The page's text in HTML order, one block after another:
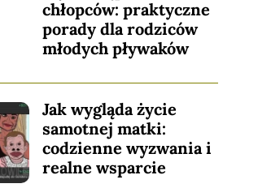
chłopców: praktyczne
porady dla rodziców
młodych pływaków
Jak wygląda życie
samotnej matki:
codzienne wyzwania i
realne wsparcie